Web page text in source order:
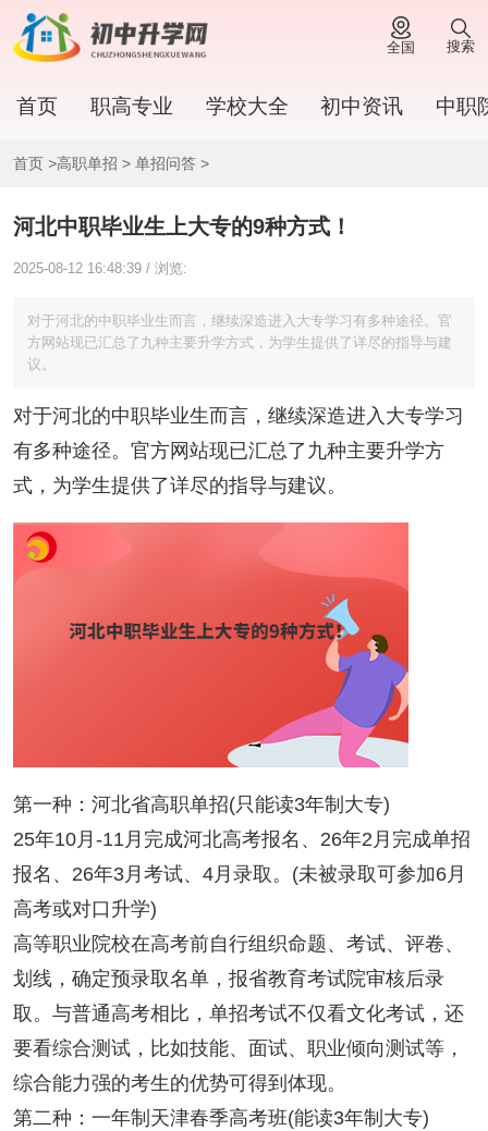
全国 搜索
首页 职高专业 学校大全 初中资讯 中职
首页 >高职单招 > 单招问答>
河北中职毕业生上大专的9种方式！
2025-08-12 16:48:39 / 浏览:
对于河北的中职毕业生而言，继续深造进入大专学习有多种途径。官
方网站现已汇总了九种主要升学方式，为学生提供了详尽的指导与建
议。
对于河北的中职毕业生而言，继续深造进入大专学习
有多种途径。官方网站现已汇总了九种主要升学方
式，为学生提供了详尽的指导与建议。
第一种：河北省高职单招(只能读3年制大专)
25年10月-11月完成河北高考报名、26年2月完成单招
报名、26年3月考试、4月录取。(未被录取可参加6月
高考或对口升学)
高等职业院校在高考前自行组织命题、考试、评卷、
划线，确定预录取名单，报省教育考试院审核后录
取。与普通高考相比，单招考试不仅看文化考试，还
要看综合测试，比如技能、面试、职业倾向测试等，
综合能力强的考生的优势可得到体现。
第二种：一年制天津春季高考班(能读3年制大专)